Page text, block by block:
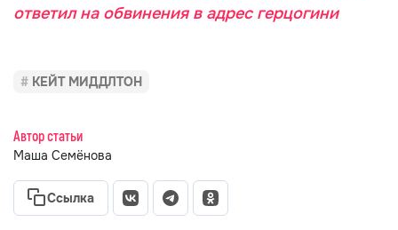
ответил на обвинения в адрес герцогини
КЕЙТ МИДДЛТОН
Автор статьи
Маша Семёнова
Ссылка